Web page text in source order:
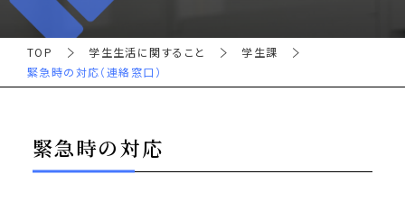
TOP 学生生活に関すること
学生課
緊急時の対応（連絡窓口）
緊急時の対応